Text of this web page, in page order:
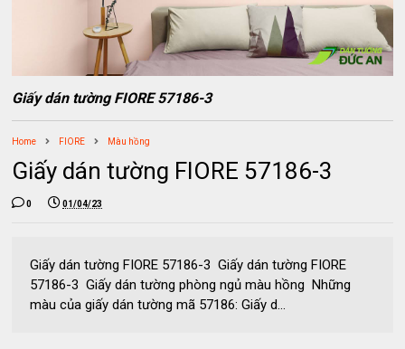
Giấy dán tường FIORE 57186-3
Home FIORE Màu hồng
Giấy dán tường FIORE 57186-3
0 01/04/23
Giấy dán tường FIORE 57186-3 Giấy dán tường FIORE
57186-3 Giấy dán tường phòng ngủ màu hồng Những
màu của giấy dán tường mã 57186: Giấy d...